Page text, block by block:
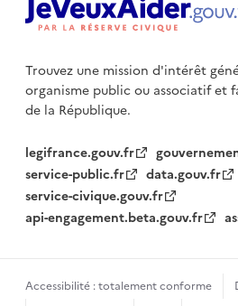
Trouvez une mission d'intérêt
organisme publicou associatif et
de la République.
legifrance.gouv.fr
service-public.fr
data.gouv.fr
service-civique.gouv.fr
api-engagement.beta.gouv.fr
Accessibilité : totalement conforme